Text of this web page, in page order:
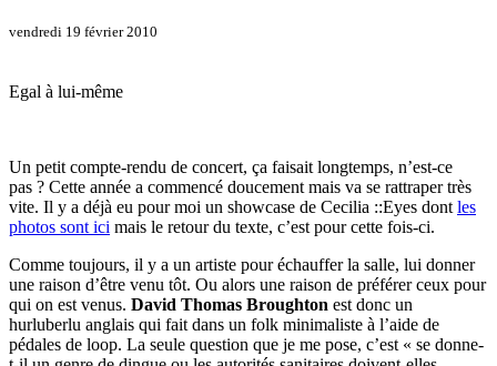
vendredi 19 février 2010
Egal à lui-même
Un petit compte-rendu de concert, ça faisait longtemps, n’est-ce
pas ? Cette année a commencé doucement mais va se rattraper très
vite. Il y a déjà eu pour moi un showcase de Cecilia ::Eyes dont les
photos sont ici mais le retour du texte, c’est pour cette fois-ci.
Comme toujours, il y a un artiste pour échauffer la salle, lui donner
une raison d’être venu tôt. Ou alors une raison de préférer ceux pour
qui on est venus. David Thomas Broughton est donc un
hurluberlu anglais qui fait dans un folk minimaliste à l’aide de
pédales de loop. La seule question que je me pose, c’est « se donne-